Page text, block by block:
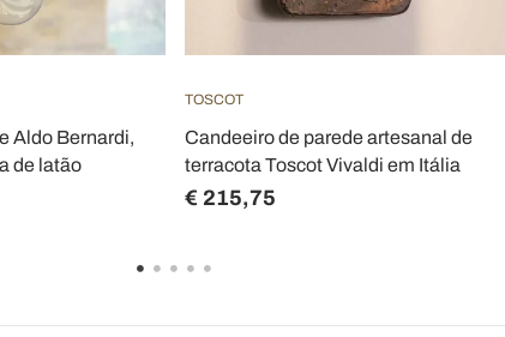
Aldo Bernardi,
de latão
TOSCOT
Candeeiro de parede artesanal de
terracota Toscot Vivaldi em Itália
€ 215,75